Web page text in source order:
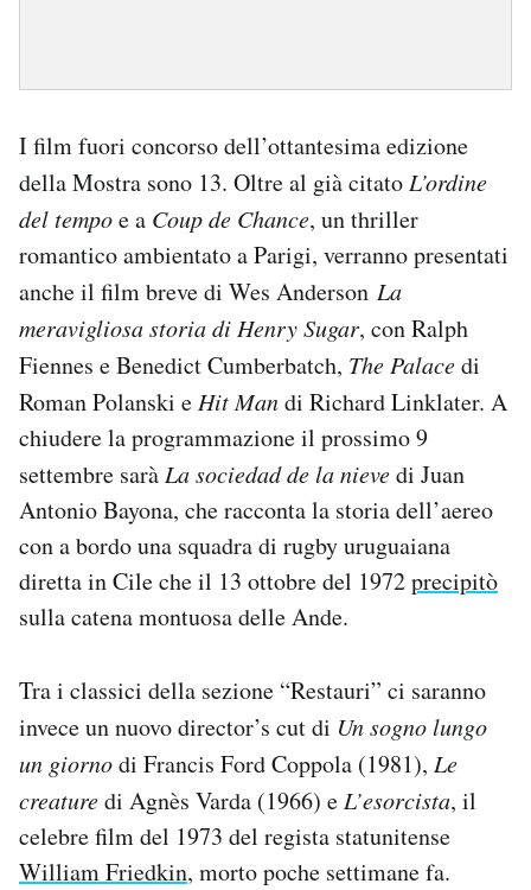
I film fuori concorso dell’ottantesima edizione
della Mostra sono 13. Oltre al già citatoL’ordine
del tempoe a Coup de Chance, un thriller
romantico ambientato a Parigi, verranno presentati
anche il film breve di Wes Anderson La
meravigliosa storia di Henry Sugar, con Ralph
Fiennes e Benedict Cumberbatch, The Palacedi
Roman Polanski eHit Mandi Richard Linklater. A
chiudere la programmazione il prossimo 9
settembre saràLa sociedad de lanievedi Juan
Antonio Bayona, che racconta la storia dell’aereo
con a bordo una squadra di rugby uruguaiana
diretta in Cile che il 13 ottobre del 1972precipitò
sulla catena montuosa delle Ande.
Tra i classici della sezione “Restauri” ci saranno
invece un nuovo director’s cut di Un sogno lungo
un giornodi Francis Ford Coppola (1981), Le
creaturedi Agnès Varda (1966) eL’esorcista, il
celebre film del 1973 del regista statunitense
William Friedkin, morto poche settimane fa.